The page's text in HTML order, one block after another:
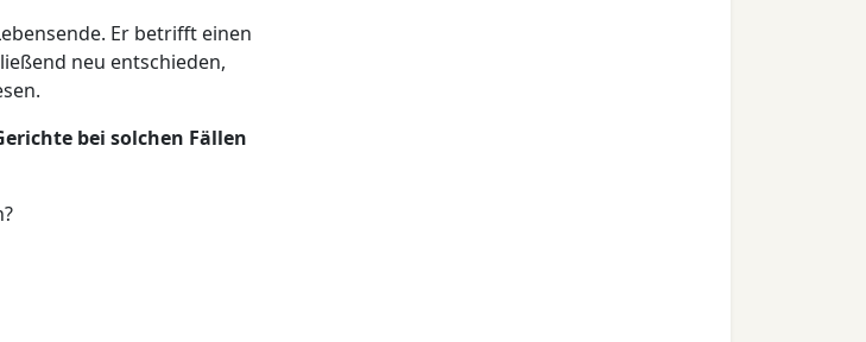
Er betrifft einen
neu entschieden,
bei solchen Fällen